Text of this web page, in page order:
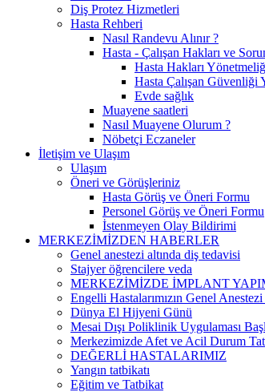
Diş Protez Hizmetleri
Hasta Rehberi
Nasıl Randevu Alınır ?
Hasta - Çalışan Hakları ve
Hasta Hakları
Hasta Çalışan Güvenliği
Evde sağlık
Muayene saatleri
Nasıl Muayene Olurum ?
Nöbetçi Eczaneler
İletişim ve Ulaşım
Ulaşım
Öneri ve Görüşleriniz
Hasta Görüş ve Öneri Formu
Personel Görüş ve Öneri Formu
İstenmeyen Olay Bildirimi
MERKEZİMİZDEN HABERLER
Genel anestezi altında diş tedavisi
Stajyer öğrencilere veda
MERKEZİMİZDE İMPLANT
Engelli Hastalarımızın Genel
Dünya El Hijyeni Günü
Mesai Dışı Poliklinik Uygulaması
Merkezimizde Afet ve Acil Durum
DEĞERLİ HASTALARIMIZ
Yangın tatbikatı
Eğitim ve Tatbikat